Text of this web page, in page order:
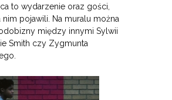
to wydarzenie oraz gości,
nim pojawili. Na muralu można
między innymi Sylwii
Smith czy Zygmunta